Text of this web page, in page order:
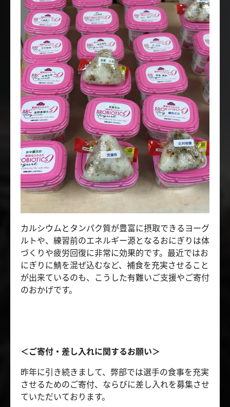
カルシウムとタンパク質が豊富に摂取できるヨーグ
ルトや、練習前のエネルギー源となるおにぎりは体
づくりや疲労回復に非常に効果的です。最近ではお
にぎりに鯖を混ぜ込むなど、補食を充実させること
が出来ているのも、こうした有難いご支援やご寄付
のおかげです。
＜ご寄付・差し入れに関するお願い＞
昨年に引き続きまして、弊部では選手の食事を充実
させるためのご寄付、ならびに差し入れを募集させ
ていただいております。